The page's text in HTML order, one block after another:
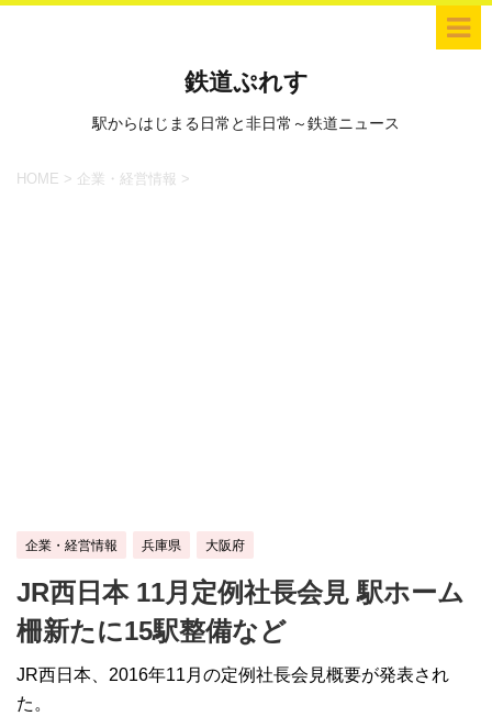
鉄道ぷれす
駅からはじまる日常と非日常～鉄道ニュース
HOME > 企業・経営情報 >
企業・経営情報 兵庫県 大阪府
JR西日本 11月定例社長会見 駅ホーム
柵新たに15駅整備など
JR西日本、2016年11月の定例社長会見概要が発表され
た。